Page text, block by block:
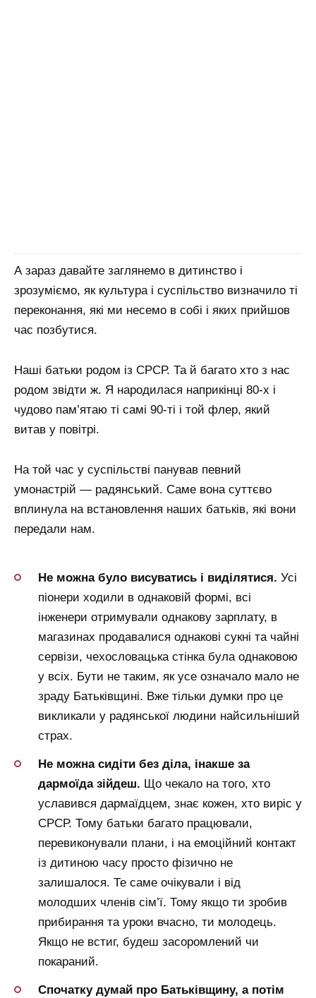
А зараз давайте заглянемо в дитинство і
зрозуміємо, як культура і суспільство визначило ті
переконання, які ми несемо в собі і яких прийшов
час позбутися.
Наші батьки родом із СРСР. Та й багато хто з нас
родом звідти ж. Я народилася наприкінці 80-х і
чудово пам’ятаю ті самі 90-ті і той флер, який
витав у повітрі.
На той час у суспільстві панував певний
умонастрій — радянський. Саме вона суттєво
вплинула на встановлення наших батьків, які вони
передали нам.
Не можна було висуватись і виділятися. Усі
піонери ходили в однаковій формі, всі
інженери отримували однакову зарплату, в
магазинах продавалися однакові сукні та чайні
сервізи, чехословацька стінка була однаковою
у всіх. Бути не таким, як усе означало мало не
зраду Батьківщині. Вже тільки думки про це
викликали у радянської людини найсильніший
страх.
Не можна сидіти без діла, інакше за
дармоїда зійдеш. Що чекало на того, хто
уславився дармаїдцем, знає кожен, хто виріс у
СРСР. Тому батьки багато працювали,
перевиконували плани, і на емоційний контакт
із дитиною часу просто фізично не
залишалося. Те саме очікували і від
молодших членів сім’ї. Тому якщо ти зробив
прибирання та уроки вчасно, ти молодець.
Якщо не встиг, будеш засоромлений чи
покараний.
Спочатку думай про Батьківщину, а потім